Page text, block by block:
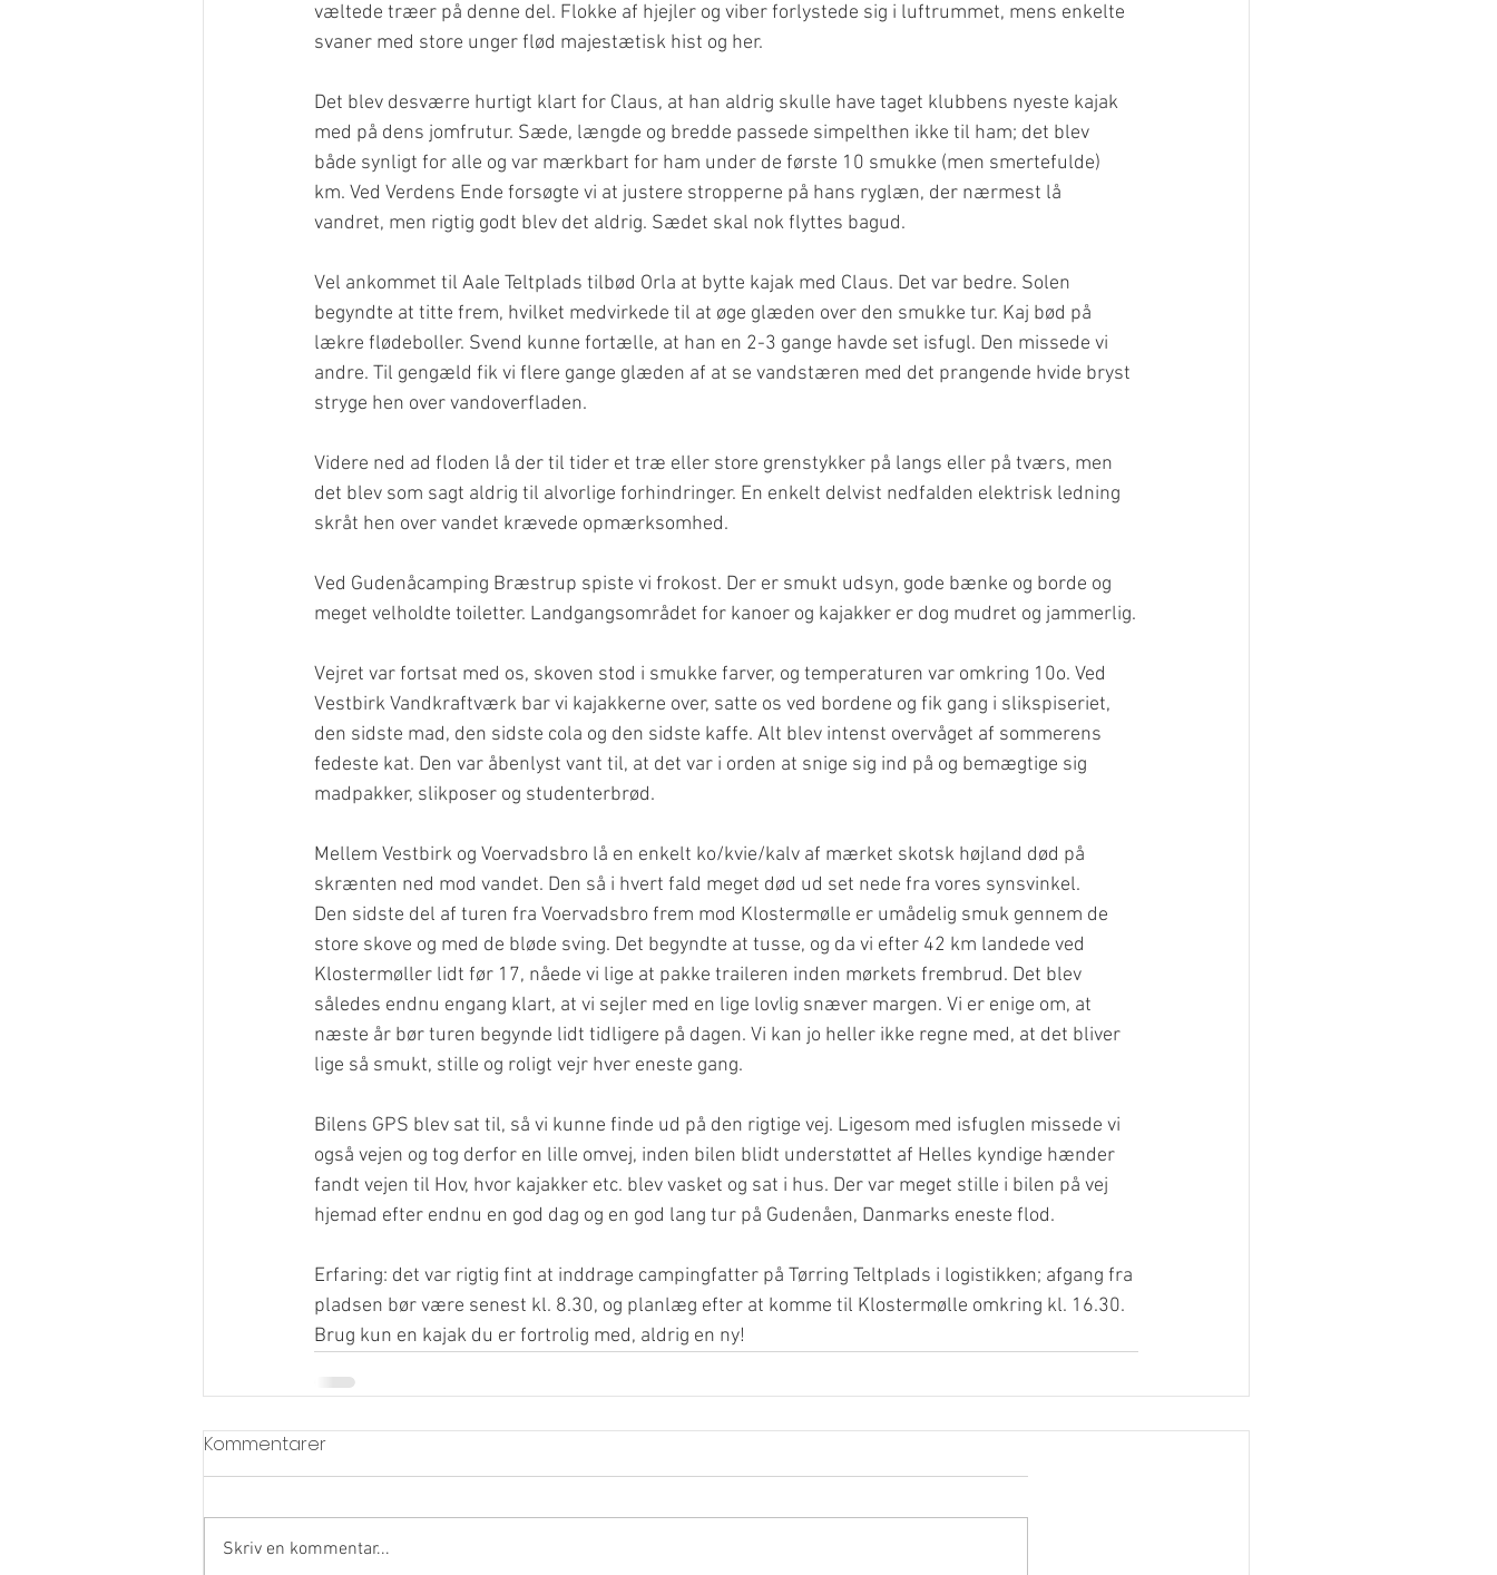
væltede træer på denne del. Flokke af hjejler og viber forlystede sig i luftrummet, mens enkelte
svaner med store unger flød majestætisk hist og her.
Det blev desværre hurtigt klart for Claus, at han aldrig skulle have taget klubbens nyeste kajak
med på dens jomfrutur. Sæde, længde og bredde passede simpelthen ikke til ham; det blev
både synligt for alle og var mærkbart for ham under de første 10 smukke (men smertefulde)
km. Ved Verdens Ende forsøgte vi at justere stropperne på hans ryglæn, der nærmest lå
vandret, men rigtig godt blev det aldrig. Sædet skal nok flyttes bagud.
Vel ankommet til Aale Teltplads tilbød Orla at bytte kajak med Claus. Det var bedre. Solen
begyndte at titte frem, hvilket medvirkede til at øge glæden over den smukke tur. Kaj bød på
lækre flødeboller. Svend kunne fortælle, at han en 2-3 gange havde set isfugl. Den missede vi
andre. Til gengæld fik vi flere gange glæden af at se vandstæren med det prangende hvide bryst
stryge hen over vandoverfladen.
Videre ned ad floden lå der til tider et træ eller store grenstykker på langs eller på tværs, men
det blev som sagt aldrig til alvorlige forhindringer. En enkelt delvist nedfalden elektrisk ledning
skråt hen over vandet krævede opmærksomhed.
Ved Gudenåcamping Bræstrup spiste vi frokost. Der er smukt udsyn, gode bænke og borde og
meget velholdte toiletter. Landgangsområdet for kanoer og kajakker er dog mudret og jammerlig.
Vejret var fortsat med os, skoven stod i smukke farver, og temperaturen var omkring 10o. Ved
Vestbirk Vandkraftværk bar vi kajakkerne over, satte os ved bordene og fik gang i slikspiseriet,
den sidste mad, den sidste cola og den sidste kaffe. Alt blev intenst overvåget af sommerens
fedeste kat. Den var åbenlyst vant til, at det var i orden at snige sig ind på og bemægtige sig
madpakker, slikposer og studenterbrød.
Mellem Vestbirk og Voervadsbro lå en enkelt ko/kvie/kalv af mærket skotsk højland død på
skrænten ned mod vandet. Den så i hvert fald meget død ud set nede fra vores synsvinkel.
Den sidste del af turen fra Voervadsbro frem mod Klostermølle er umådelig smuk gennem de
store skove og med de bløde sving. Det begyndte at tusse, og da vi efter 42 km landede ved
Klostermøller lidt før 17, nåede vi lige at pakke traileren inden mørkets frembrud. Det blev
således endnu engang klart, at vi sejler med en lige lovlig snæver margen. Vi er enige om, at
næste år bør turen begynde lidt tidligere på dagen. Vi kan jo heller ikke regne med, at det bliver
lige så smukt, stille og roligt vejr hver eneste gang.
Bilens GPS blev sat til, så vi kunne finde ud på den rigtige vej. Ligesom med isfuglen missede vi
også vejen og tog derfor en lille omvej, inden bilen blidt understøttet af Helles kyndige hænder
fandt vejen til Hov, hvor kajakker etc. blev vasket og sat i hus. Der var meget stille i bilen på vej
hjemad efter endnu en god dag og en god lang tur på Gudenåen, Danmarks eneste flod.
Erfaring: det var rigtig fint at inddrage campingfatter på Tørring Teltplads i logistikken; afgang fra
pladsen bør være senest kl. 8.30, og planlæg efter at komme til Klostermølle omkring kl. 16.30.
Brug kun en kajak du er fortrolig med, aldrig en ny!
Kommentarer
Skriv en kommentar...